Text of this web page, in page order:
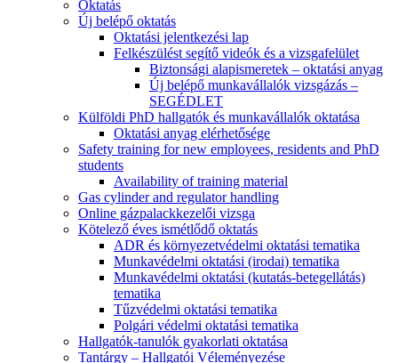
Oktatás
Új belépő oktatás
Oktatási jelentkezési lap
Felkészülést segítő videók és a vizsgafelület
Biztonsági alapismeretek – oktatási anyag
Új belépő munkavállalók vizsgázás –
SEGÉDLET
Külföldi PhD hallgatók és munkavállalók oktatása
Oktatási anyag elérhetősége
Safety training for new employees, residents and PhD
students
Availability of training material
Gas cylinder and regulator handling
Online gázpalackkezelői vizsga
Kötelező éves ismétlődő oktatás
ADR és környezetvédelmi oktatási tematika
Munkavédelmi oktatási (irodai) tematika
Munkavédelmi oktatási (kutatás-betegellátás)
tematika
Tűzvédelmi oktatási tematika
Polgári védelmi oktatási tematika
Hallgatók-tanulók gyakorlati oktatása
Tantárgy – Hallgatói Véleményezése